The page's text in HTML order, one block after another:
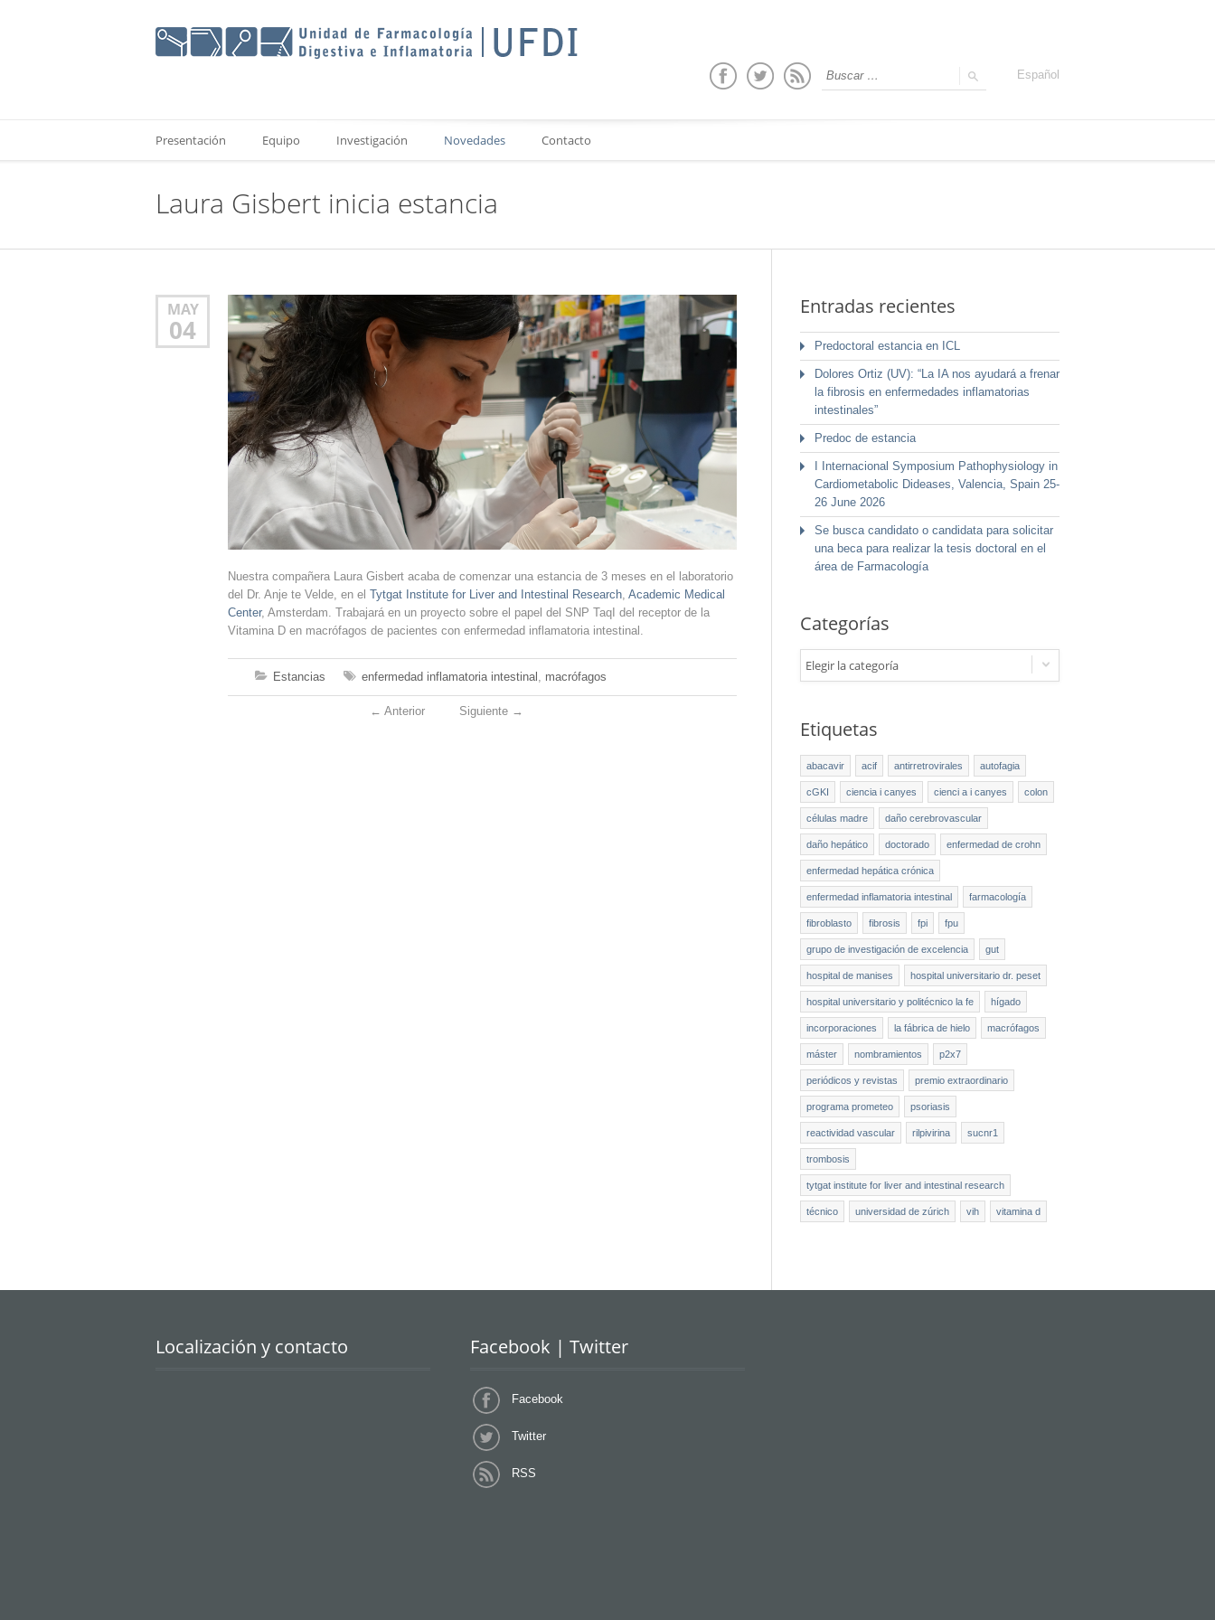
Español
Presentación Equipo Investigación Novedades Contacto
Laura Gisbert inicia estancia
MAY
04
Nuestra compañera Laura Gisbert acaba de comenzar una estancia de 3 meses en el laboratorio
del Dr. Anje te Velde, en el Tytgat Institute for Liver and Intestinal Research Academic Medical
Center, Amsterdam. Trabajará en un proyecto sobre el papel del SNP TaqI del receptor de la
Vitamina D en macrófagos de pacientes con enfermedad inflamatoria intestinal.
Estancias enfermedad inflamatoria intestinal macrófagos
← Anterior Siguiente →
Entradas recientes
Predoctoral estancia en ICL
Dolores Ortiz (UV): “La IA nos ayudará a frenar
la fibrosis en enfermedades inflamatorias
intestinales”
Predoc de estancia
I Internacional Symposium Pathophysiology in
Cardiometabolic Dideases, Valencia, Spain 25-
26 June 2026
Se busca candidato o candidata para solicitar
una beca para realizar la tesis doctoral en el
área de Farmacología
Categorías
Elegir la categoría
Etiquetas
abacavir acif antirretrovirales autofagia
cGKI ciencia i canyes cienci a i canyes colon
células madre daño cerebrovascular
daño hepático doctorado enfermedad de crohn
enfermedad hepática crónica
enfermedad inflamatoria intestinal farmacología
fibroblasto fibrosis fpi fpu
grupo de investigación de excelencia gut
hospital de manises hospital universitario dr. peset
hospital universitario y politécnico la fe hígado
incorporaciones la fábrica de hielo macrófagos
máster nombramientos p2x7
periódicos y revistas premio extraordinario
programa prometeo psoriasis
reactividad vascular rilpivirina sucnr1
trombosis
tytgat institute for liver and intestinal research
técnico universidad de zúrich vih vitamina d
Localización y contacto Facebook | Twitter
Facebook
Twitter
RSS